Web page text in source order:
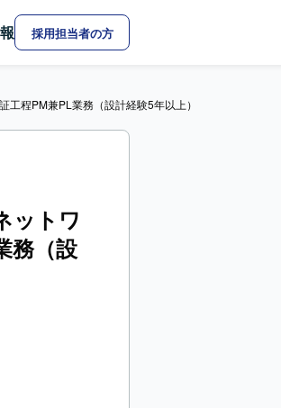
採用担当者の方
程PM兼PL業務（設計経験5年以上）
ットワ
務（設